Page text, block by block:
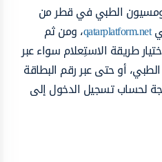
الطبي في قطر من
qatarplatform.net، ومن ثم
طريقة الاستِعلام سواء عبر
أو حتى عبر رقم البطاقة
لحساب تسجيل الدخول إلى